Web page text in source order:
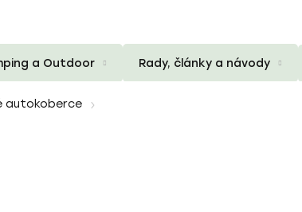
a Outdoor Rady, články a návody
autokoberce